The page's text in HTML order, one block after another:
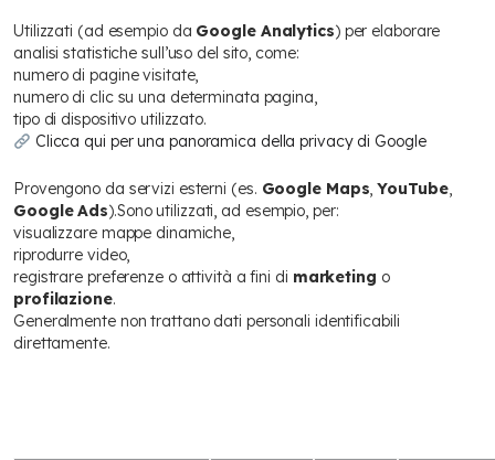
Utilizzati (ad esempio da Google Analytics) per elaborare
analisi statistiche sull’uso del sito, come:
numero di pagine visitate,
numero di clic su una determinata pagina,
tipo di dispositivo utilizzato.
Clicca qui per una panoramica della privacy di Google
Provengono da servizi esterni (es. Google Maps,YouTube,
Google Ads).Sono utilizzati, ad esempio, per:
visualizzare mappe dinamiche,
riprodurre video,
registrare preferenze o attività a fini di marketing o
profilazione.
Generalmente non trattano dati personali identificabili
direttamente.